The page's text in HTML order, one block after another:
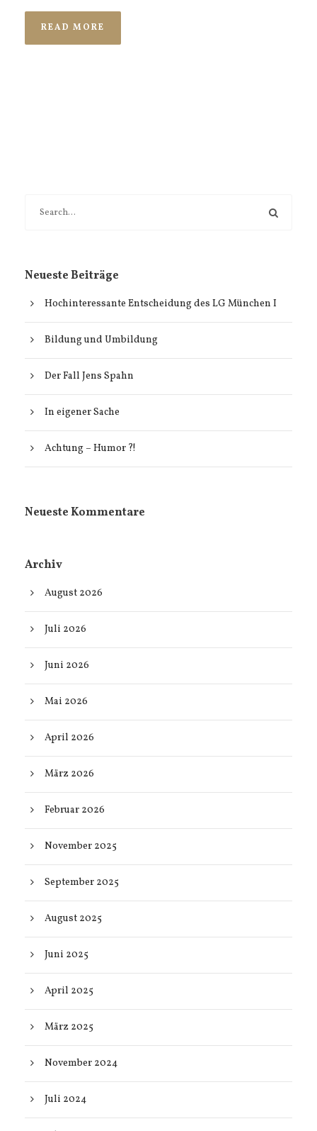
READ MORE
Neueste Beiträge
Hochinteressante Entscheidung des LG München I
Bildung und Umbildung
Der Fall Jens Spahn
In eigener Sache
Achtung – Humor ?!
Neueste Kommentare
Archiv
August 2026
Juli 2026
Juni 2026
Mai 2026
April 2026
März 2026
Februar 2026
November 2025
September 2025
August 2025
Juni 2025
April 2025
März 2025
November 2024
Juli 2024